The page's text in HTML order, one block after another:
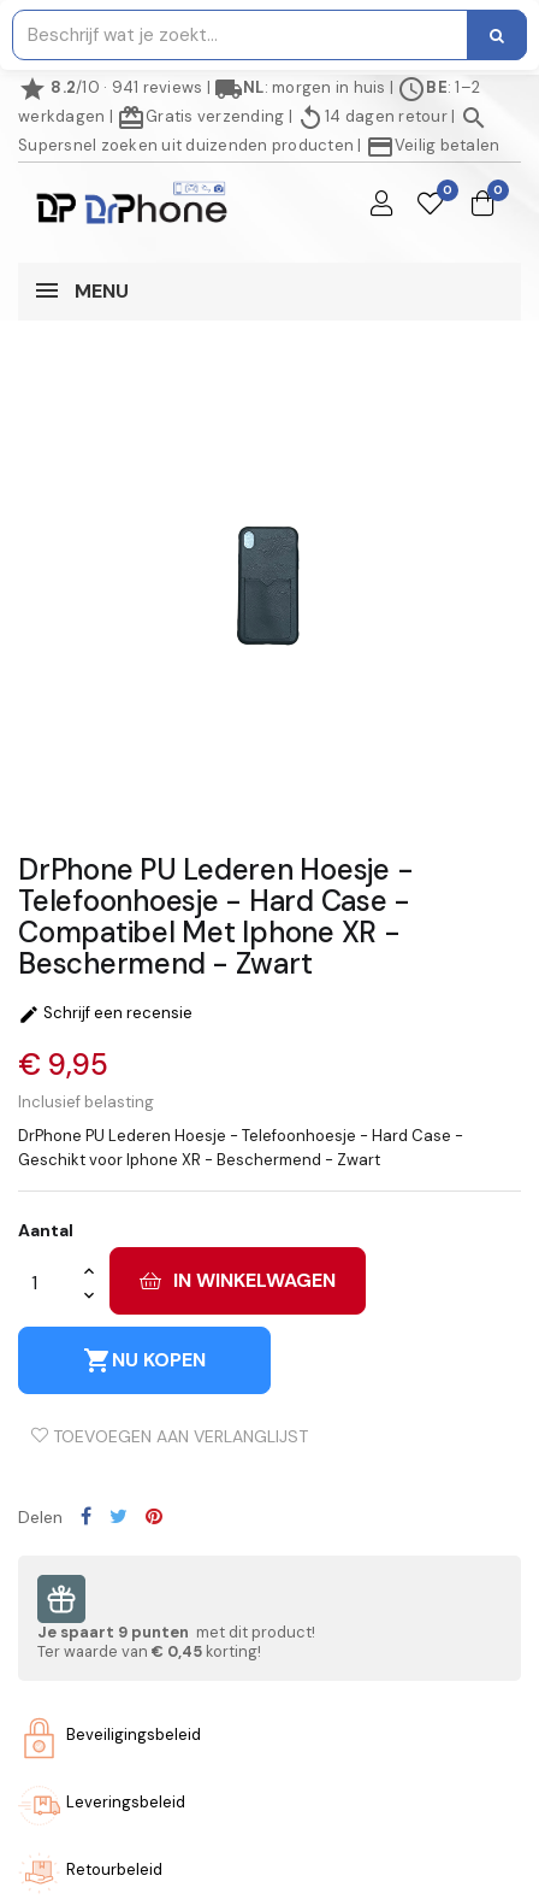
star 8.2/10 · 941 reviews | local_shippingNL: morgen in huis | scheduleBE: 1–2
werkdagen | redeemGratis verzending | replay 14 dagen retour| search
Supersnel zoeken uit duizenden producten | credit_cardVeilig betalen
0 0
MENU
DrPhone PU Lederen Hoesje -
Telefoonhoesje - Hard Case -
Compatibel Met Iphone XR -
Beschermend - Zwart
 Schrijf een recensie
€ 9,95
Inclusief belasting
DrPhone PU Lederen Hoesje - Telefoonhoesje - Hard Case -
Geschikt voor Iphone XR - Beschermend - Zwart
Aantal
IN WINKELWAGEN
shopping_cartNU KOPEN
TOEVOEGEN AAN VERLANGLIJST
Delen
Je spaart 9 punten met dit product!
Ter waarde van € 0,45 korting!
Beveiligingsbeleid
Leveringsbeleid
Retourbeleid